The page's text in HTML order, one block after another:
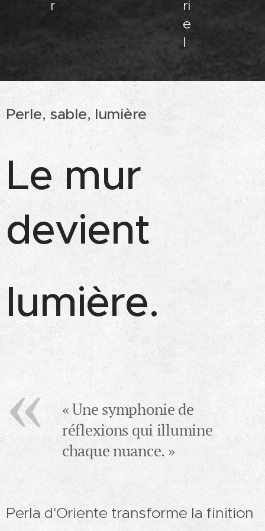
r
ri
e
l
Perle, sable, lumière
Le mur
devient
lumière.
« Une symphonie de
réflexions qui illumine
chaque nuance. »
Perla d'Oriente transforme la finition